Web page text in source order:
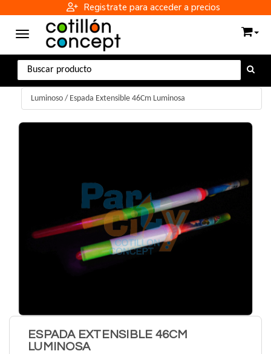
Registrate para acceder a precios
Toggle navigation
Luminoso / Espada Extensible 46Cm Luminosa
ESPADA EXTENSIBLE 46CM
LUMINOSA